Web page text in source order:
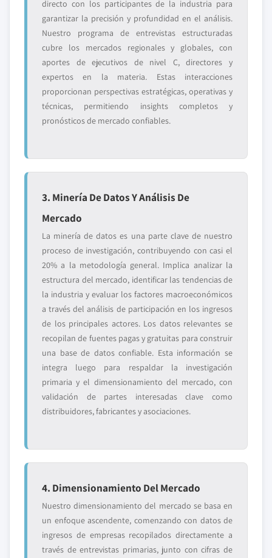
directo con los participantes de la industria para
garantizar la precisión y profundidad en el análisis.
Nuestro programa de entrevistas estructuradas
cubre los mercados regionales y globales, con
aportes de ejecutivos de nivel C, directores y
expertos en la materia. Estas interacciones
proporcionan perspectivas estratégicas, operativas y
técnicas, permitiendo insights completos y
pronósticos de mercado confiables.
3. Minería De Datos Y Análisis De
Mercado
La minería de datos es una parte clave de nuestro
proceso de investigación, contribuyendo con casi el
20% a la metodología general. Implica analizar la
estructura del mercado, identificar las tendencias de
la industria y evaluar los factores macroeconómicos
a través del análisis de participación en los ingresos
de los principales actores. Los datos relevantes se
recopilan de fuentes pagas y gratuitas para construir
una base de datos confiable. Esta información se
integra luego para respaldar la investigación
primaria y el dimensionamiento del mercado, con
validación de partes interesadas clave como
distribuidores, fabricantes y asociaciones.
4. Dimensionamiento Del Mercado
Nuestro dimensionamiento del mercado se basa en
un enfoque ascendente, comenzando con datos de
ingresos de empresas recopilados directamente a
través de entrevistas primarias, junto con cifras de